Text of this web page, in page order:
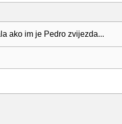
ako im je Pedro zvijezda...